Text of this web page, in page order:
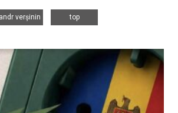
verșinin
top